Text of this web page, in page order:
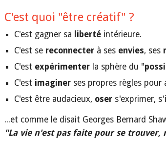
C'est quoi "être créatif" ?
C'est gagner sa liberté intérieure.
C'est se reconnecter à ses envies, ses
C'est expérimenter la sphère du "
C'est imaginer ses propres règles
C'est être audacieux, oser s'exprimer,
...et comme le disait Georges Bernard
"La vie n'est pas faite pour se trouver,